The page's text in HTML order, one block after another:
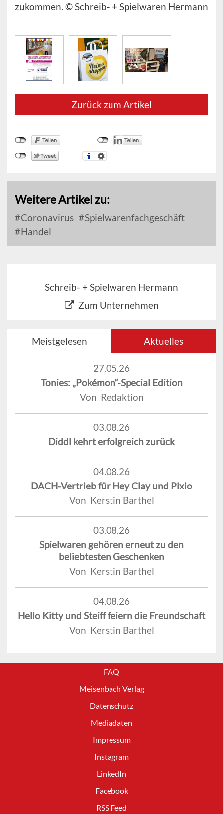
zukommen. © Schreib- + Spielwaren Hermann
Zurück zum Artikel
Weitere Artikel zu:
Coronavirus
Spielwarenfachgeschäft
Handel
Schreib- + Spielwaren Hermann
Zum Unternehmen
Meistgelesen Aktuelles
27.05.26
Tonies: „Pokémon“-Special Edition
Von Redaktion
03.08.26
Diddl kehrt erfolgreich zurück
04.08.26
DACH-Vertrieb für Hey Clay und Pixio
Von Kerstin Barthel
03.08.26
Spielwaren gehören erneut zu den
beliebtesten Geschenken
Von Kerstin Barthel
04.08.26
Hello Kitty und Steiff feiern die Freundschaft
Von Kerstin Barthel
FAQ
Meisenbach Verlag
Datenschutz
Mediadaten
Impressum
Instagram
LinkedIn
Facebook
RSS Feed